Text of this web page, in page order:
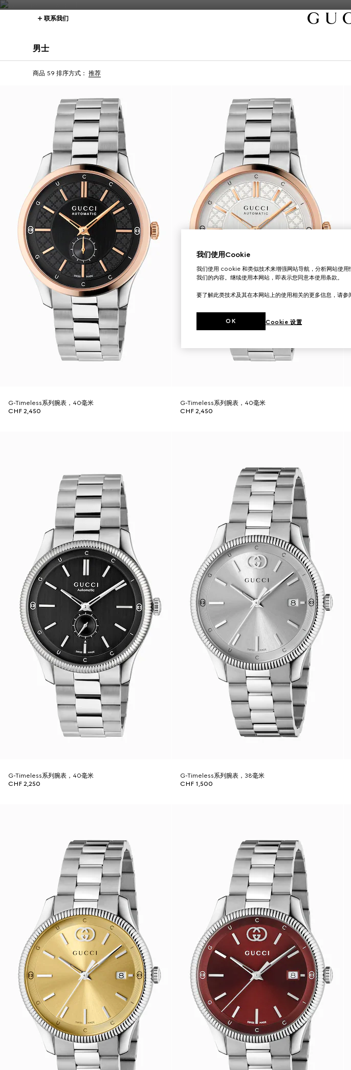
联系我们
男士
商品 59 排序方式： 推荐
G-Timeless系列腕表，40毫米
CHF 2,450
G-Timeless系列腕表，40毫米
CHF 2,450
G-Timeless系列腕表，40毫米
CHF 2,250
G-Timeless系列腕表，38毫米
CHF 1,500
我们使用Cookie
我们使用 cookie 和类似技术来增强网站导航，分析网站使
我们的内容。继续使用本网站，即表示您同意本使用条款。
要了解此类技术及其在本网站上的使用相关的更多信息，请参
Cookie 设置
OK